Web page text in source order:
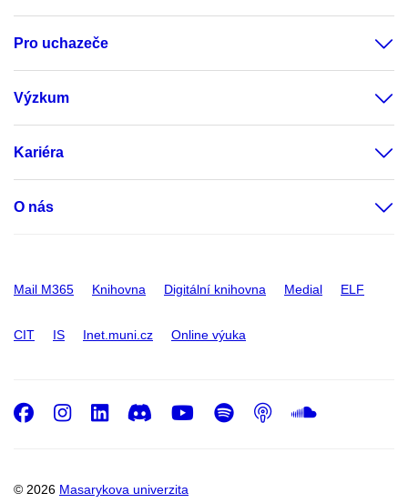
Pro uchazeče
Výzkum
Kariéra
O nás
Mail M365 Knihovna Digitální knihovna Medial ELF
CIT IS Inet.muni.cz Online výuka
© 2026 Masarykova univerzita
Facebook
Instagram
LinkedIn
DiscordYoutube
Spotify
Podcast